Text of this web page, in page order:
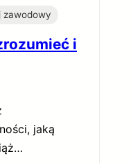
zawodowy
i
jaką